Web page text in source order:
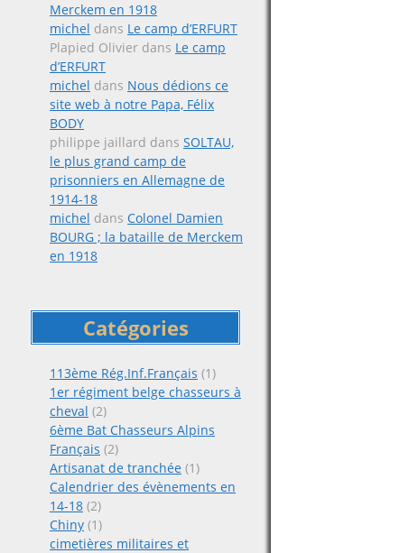
Merckem en 1918
michel dans Le camp d’ERFURT
Plapied Olivier dans Le camp
d’ERFURT
michel dans Nous dédions ce
site web à notre Papa, Félix
BODY
philippe jaillard dans SOLTAU,
le plus grand camp de
prisonniers en Allemagne de
1914-18
michel dans Colonel Damien
BOURG ; la bataille de Merckem
en 1918
Catégories
113ème Rég.Inf.Français (1)
1er régiment belge chasseurs à
cheval (2)
6ème Bat Chasseurs Alpins
Français (2)
Artisanat de tranchée (1)
Calendrier des évènements en
14-18 (2)
Chiny (1)
cimetières militaires et